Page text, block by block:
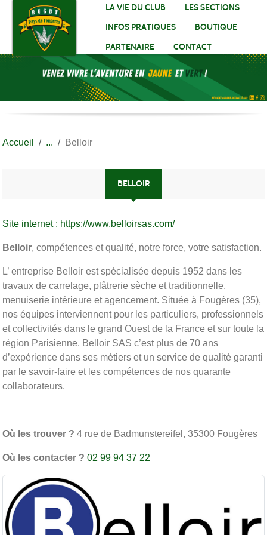
LA VIE DU CLUB
LES SECTIONS
INFOS PRATIQUES
BOUTIQUE
PARTENAIRE
CONTACT
Accueil Belloir
BELLOIR
Site internet : https://www.belloirsas.com/
Belloir, compétences et qualité, notre force, votre satisfaction.
L’ entreprise Belloir est spécialisée depuis 1952 dans les
travaux de carrelage, plâtrerie sèche et traditionnelle,
menuiserie intérieure et agencement. Située à Fougères (35),
nos équipes interviennent pour les particuliers, professionnels
et collectivités dans le grand Ouest de la France et sur toute la
région Parisienne. Belloir SAS c’est plus de 70 ans
d’expérience dans ses métiers et un service de qualité garanti
par le savoir-faire et les compétences de nos quarante
collaborateurs.
Où les trouver ? 4 rue de Badmunstereifel, 35300 Fougères
Où les contacter ? 02 99 94 37 22
Panneau de gestion des cookies